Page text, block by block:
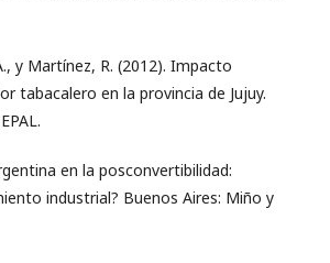
y Martínez, R. (2012). Impacto
tabacalero en la provincia de Jujuy.
en la posconvertibilidad:
industrial? Buenos Aires: Miño y